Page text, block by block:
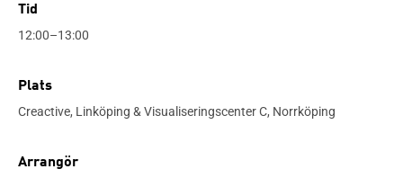
Tid
12:00–13:00
Plats
Creactive, Linköping & Visualiseringscenter C, Norrköping
Arrangör